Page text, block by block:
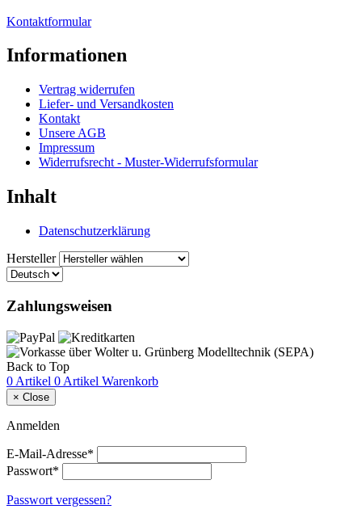
Kontaktformular
Informationen
Vertrag widerrufen
Liefer- und Versandkosten
Kontakt
Unsere AGB
Impressum
Widerrufsrecht - Muster-Widerrufsformular
Inhalt
Datenschutzerklärung
Hersteller
Zahlungsweisen
Back to Top
0 Artikel 0 Artikel Warenkorb
× Close
Anmelden
E-Mail-Adresse*
Passwort*
Passwort vergessen?